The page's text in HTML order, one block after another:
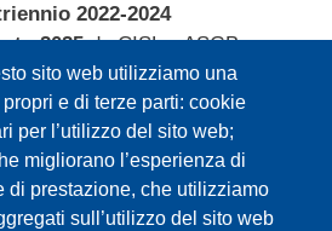
sito web utilizziamo una
e di terze parti: cookie
per l’utilizzo del sito web;
migliorano l’esperienza di
di prestazione, che utilizziamo
sull’utilizzo del sito web
2022-2024
2025da CISL e ASGB ma non
aumenti 2022-24; assistenza
mezzi pubblici
del contratto collettivo
docente e educativo delle